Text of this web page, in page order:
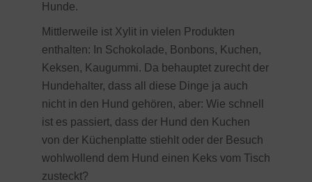
Hunde.
Mittlerweile ist Xylit in vielen Produkten
enthalten: In Schokolade, Bonbons, Kuchen,
Keksen, Kaugummi. Da behauptet zurecht der
Hundehalter, dass all diese Dinge ja auch
nicht in den Hund gehören, aber: Wie schnell
ist es passiert, dass der Hund den Kuchen
von der Küchenplatte stiehlt oder der Besuch
wohlwollend dem Hund einen Keks vom Tisch
zusteckt?